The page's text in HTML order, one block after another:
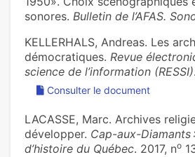
sonores. Bulletin de l’AFAS.
KELLERHALS, Andreas. Les
démocratiques. Revue
science de l’information (RESSI)
Consulter le document
LACASSE, Marc. Archives
développer. Cap-aux-Diamants
d’histoire du Québec. 2017, no